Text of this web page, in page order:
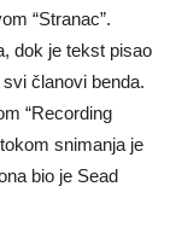
“Stranac”.
dok je tekst pisao
članovi benda.
“Recording
snimanja je
bio je Sead